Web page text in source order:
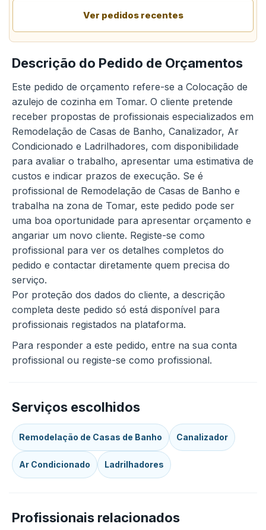
Ver pedidos recentes
Descrição do Pedido de Orçamentos
Este pedido de orçamento refere-se a Colocação de
azulejo de cozinha em Tomar. O cliente pretende
receber propostas de profissionais especializados em
Remodelação de Casas de Banho, Canalizador, Ar
Condicionado e Ladrilhadores, com disponibilidade
para avaliar o trabalho, apresentar uma estimativa de
custos e indicar prazos de execução. Se é
profissional de Remodelação de Casas de Banho e
trabalha na zona de Tomar, este pedido pode ser
uma boa oportunidade para apresentar orçamento e
angariar um novo cliente. Registe-se como
profissional para ver os detalhes completos do
pedido e contactar diretamente quem precisa do
serviço.
Por proteção dos dados do cliente, a descrição
completa deste pedido só está disponível para
profissionais registados na plataforma.
Para responder a este pedido, entre na sua conta
profissional ou registe-se como profissional.
Serviços escolhidos
Remodelação de Casas de Banho Canalizador
Ar Condicionado Ladrilhadores
Profissionais relacionados